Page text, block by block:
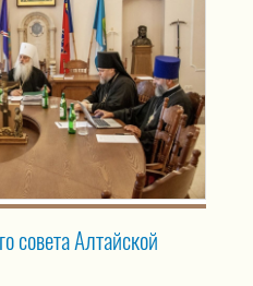
совета Алтайской